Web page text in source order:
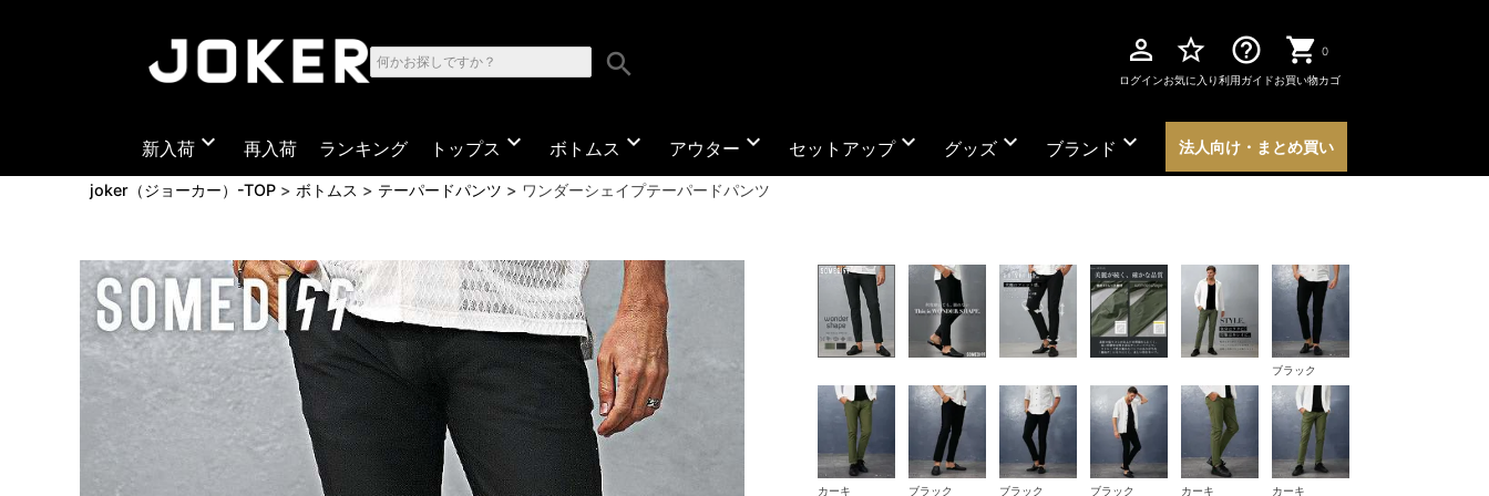
search perm_identity
ログイン
star_border
お気に入り
help_outline
利用ガイド
0
お買い物カゴ
新入荷 expand_more 再入荷 ランキング トップス expand_more ボトムス expand_more アウター expand_more セットアップexpand_more グッズ expand_more ブランド expand_more 法人向け・まとめ買い
joker（ジョーカー）-TOP ボトムス テーパードパンツ ワンダーシェイプテーパードパンツ
ブラック
カーキ ブラック ブラック ブラック カーキ カーキ